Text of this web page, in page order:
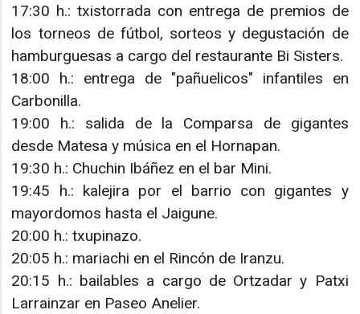
17:30 h.: txistorrada con entrega de premios de
los torneos de fútbol, sorteos y degustación de
hamburguesas a cargo del restaurante Bi Sisters.
18:00 h.: entrega de "pañuelicos" infantiles en
Carbonilla.
19:00 h.: salida de la Comparsa de gigantes
desde Matesa y música en el Hornapan.
19:30 h.: Chuchin Ibáñez en el bar Mini.
19:45 h.: kalejira por el barrio con gigantes y
mayordomos hasta el Jaigune.
20:00 h.: txupinazo.
20:05 h.: mariachi en el Rincón de Iranzu.
20:15 h.: bailables a cargo de Ortzadar y Patxi
Larrainzar en Paseo Anelier.